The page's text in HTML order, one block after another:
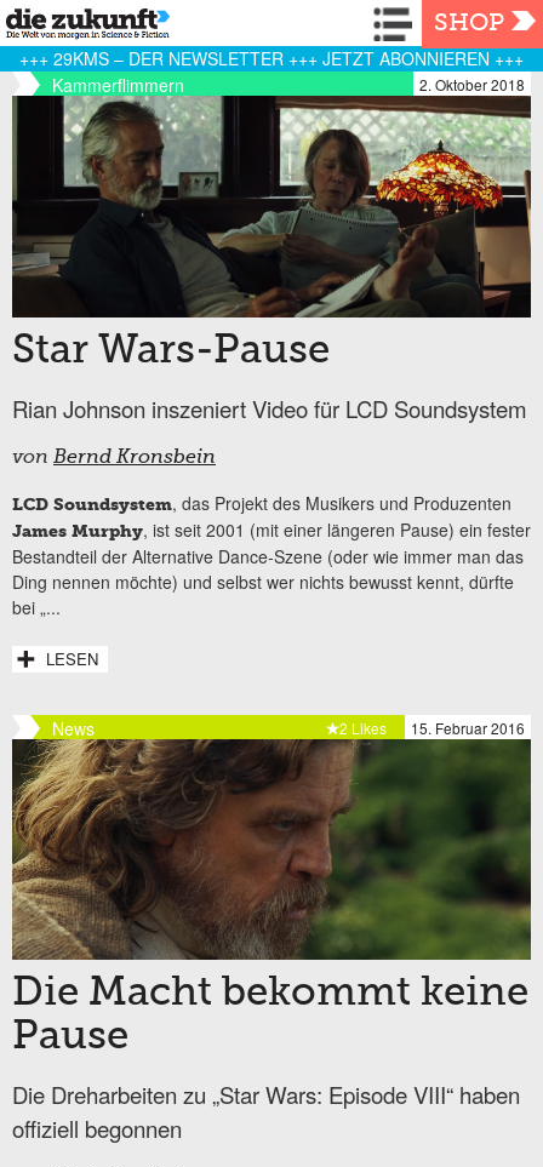
Navigation
SHOP
+++ 29KMS – DER NEWSLETTER +++ JETZT ABONNIEREN +++
Kammerflimmern
2. Oktober 2018
Star Wars-Pause
Rian Johnson inszeniert Video für LCD Soundsystem
von Bernd Kronsbein
LCD Soundsystem, das Projekt des Musikers und Produzenten
James Murphy, ist seit 2001 (mit einer längeren Pause) ein fester
Bestandteil der Alternative Dance-Szene (oder wie immer man das
Ding nennen möchte) und selbst wer nichts bewusst kennt, dürfte
bei „...
LESEN
News 15. Februar 2016
2 Likes
Die Macht bekommt keine
Pause
Die Dreharbeiten zu „Star Wars: Episode VIII“ haben
offiziell begonnen